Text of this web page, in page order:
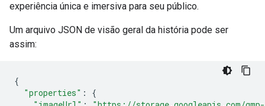
experiência única e imersiva para seu público.
Um arquivo JSON de visão geral da história pode ser
assim:
{
"properties" :
{